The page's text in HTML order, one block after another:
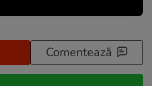
Comentează